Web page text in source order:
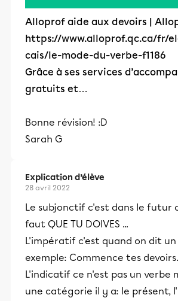
Alloprof aide aux devoirs |
https://www.alloprof.qc.ca/fr/
cais/le-mode-du-verbe-f1186
Grâce à ses services
gratuits et…
Bonne révision! :D
Sarah G
Explication d’élève
28 avril 2022
Le subjonctif c'est dans le futur
faut QUE TU DOIVES ...
L'impératif c'est quand on dit
exemple: Commence tes devoirs.
L'indicatif ce n'est pas un verbe
une catégorie il y a: le présent,